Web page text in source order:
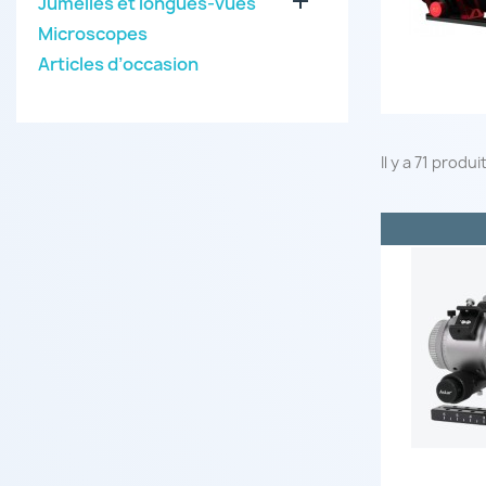
Microscopes
Articles d’occasion
Il y a 71